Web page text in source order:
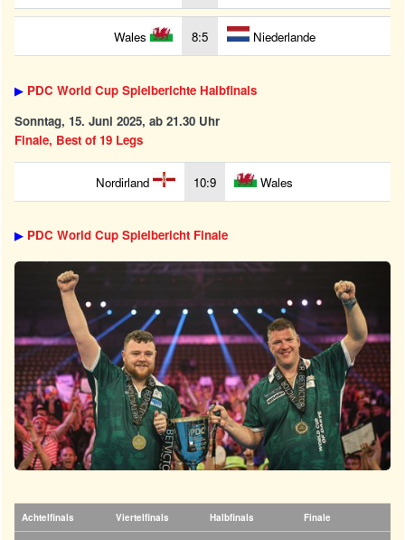
Wales 8:5 Niederlande
▶ PDC World Cup Spielberichte Halbfinals
Sonntag, 15. Juni 2025, ab 21.30 Uhr
Finale, Best of 19 Legs
Nordirland 10:9 Wales
▶ PDC World Cup Spielbericht Finale
Achtelfinals Viertelfinals Halbfinals Finale